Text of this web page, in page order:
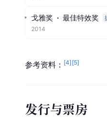
戈雅奖 · 最佳特效奖
2014
参考资料： [4] [5]
发行与票房